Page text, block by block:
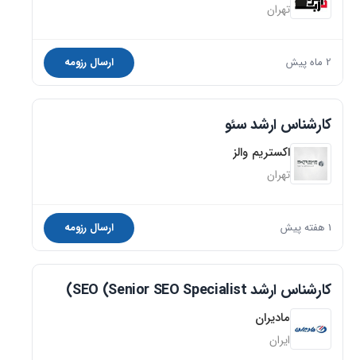
تهران
2 ماه پیش ارسال رزومه
کارشناس ارشد سئو
اکستریم والز
تهران
1 هفته پیش ارسال رزومه
کارشناس ارشد SEO (Senior SEO Specialist)
مادیران
ایران